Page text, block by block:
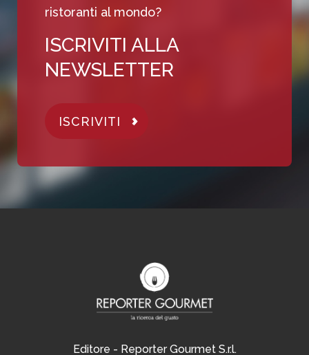
ristoranti al mondo?
ISCRIVITI ALLA
NEWSLETTER
ISCRIVITI
Editore - Reporter Gourmet S.r.l.